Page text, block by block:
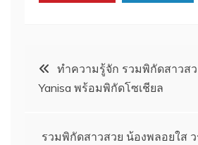
Post
navigation
ทำความรู้จัก รวมพิกัดสาวส
Yanisa พร้อมพิกัดโซเชียล
รวมพิกัดสาวสวย น้องพลอยใส